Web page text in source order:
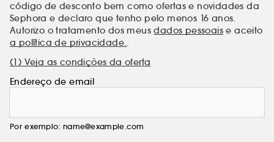
código de desconto bem como ofertas e novidades da
Sephora e declaro que tenho pelo menos 16 anos.
Autorizo o tratamento dos meusdados pessoais e aceito
a política de privacidade..
(1) Veja as condições da oferta
Endereço de email
Por exemplo: name@example.com